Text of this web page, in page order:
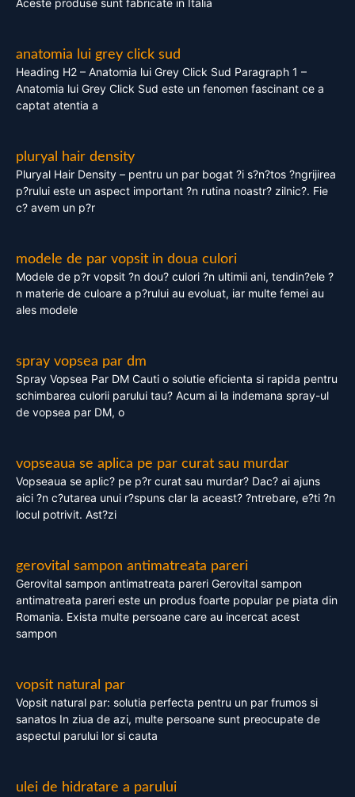
Aceste produse sunt fabricate in Italia
anatomia lui grey click sud
Heading H2 – Anatomia lui Grey Click Sud Paragraph 1 –
Anatomia lui Grey Click Sud este un fenomen fascinant ce a
captat atentia a
pluryal hair density
Pluryal Hair Density – pentru un par bogat ?i s?n?tos ?ngrijirea
p?rului este un aspect important ?n rutina noastr? zilnic?. Fie
c? avem un p?r
modele de par vopsit in doua culori
Modele de p?r vopsit ?n dou? culori ?n ultimii ani, tendin?ele ?
n materie de culoare a p?rului au evoluat, iar multe femei au
ales modele
spray vopsea par dm
Spray Vopsea Par DM Cauti o solutie eficienta si rapida pentru
schimbarea culorii parului tau? Acum ai la indemana spray-ul
de vopsea par DM, o
vopseaua se aplica pe par curat sau murdar
Vopseaua se aplic? pe p?r curat sau murdar? Dac? ai ajuns
aici ?n c?utarea unui r?spuns clar la aceast? ?ntrebare, e?ti ?n
locul potrivit. Ast?zi
gerovital sampon antimatreata pareri
Gerovital sampon antimatreata pareri Gerovital sampon
antimatreata pareri este un produs foarte popular pe piata din
Romania. Exista multe persoane care au incercat acest
sampon
vopsit natural par
Vopsit natural par: solutia perfecta pentru un par frumos si
sanatos In ziua de azi, multe persoane sunt preocupate de
aspectul parului lor si cauta
ulei de hidratare a parului